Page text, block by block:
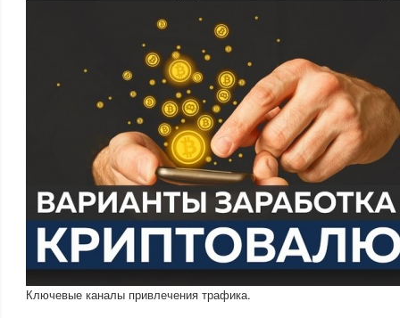
Ключевые каналы привлечения трафика.